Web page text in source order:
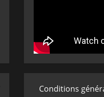
Conditions